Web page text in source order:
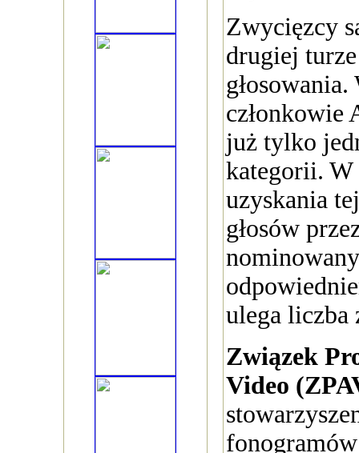
Zwycięzcy
drugiej
członkowie
już tylko
kategorii. W
uzyskania
głosów
ulega liczba
Związek
Video